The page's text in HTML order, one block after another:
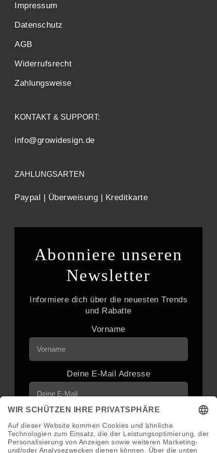
Impressum
Datenschutz
AGB
Widerrufsrecht
Zahlungsweise
KONTAKT & SUPPORT:
info@growidesign.de
ZAHLUNGSARTEN
Paypal | Überweisung | Kreditkarte
Abonniere unseren
Newsletter
Informiere dich über die neuesten Trends
und Rabatte
Vorname
Deine E-Mail Adresse
erhalten
Abonnieren